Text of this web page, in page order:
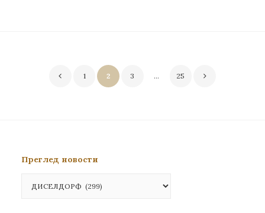
Пагинација
1 2 3 … 25
Преглед новости
новости